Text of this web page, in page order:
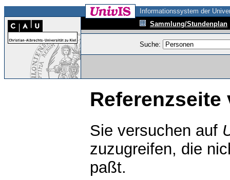
Informationssystem der
Sammlung/Stundenplan
Suche:
Referenzseite
Sie versuchen auf
zuzugreifen, die
paßt.